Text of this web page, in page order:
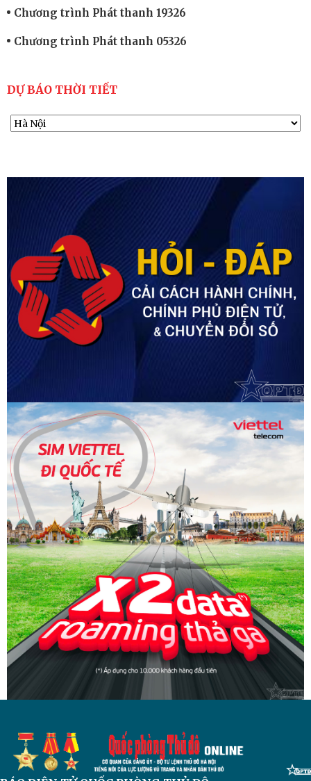
Chương trình Phát thanh 19326
Chương trình Phát thanh 05326
DỰ BÁO THỜI TIẾT